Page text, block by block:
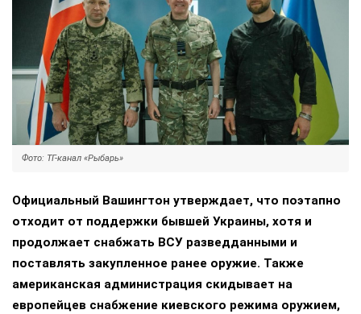
Фото: ТГ-канал «Рыбарь»
Официальный Вашингтон утверждает, что поэтапно
отходит от поддержки бывшей Украины, хотя и
продолжает снабжать ВСУ разведданными и
поставлять закупленное ранее оружие. Также
американская администрация скидывает на
европейцев снабжение киевского режима оружием,